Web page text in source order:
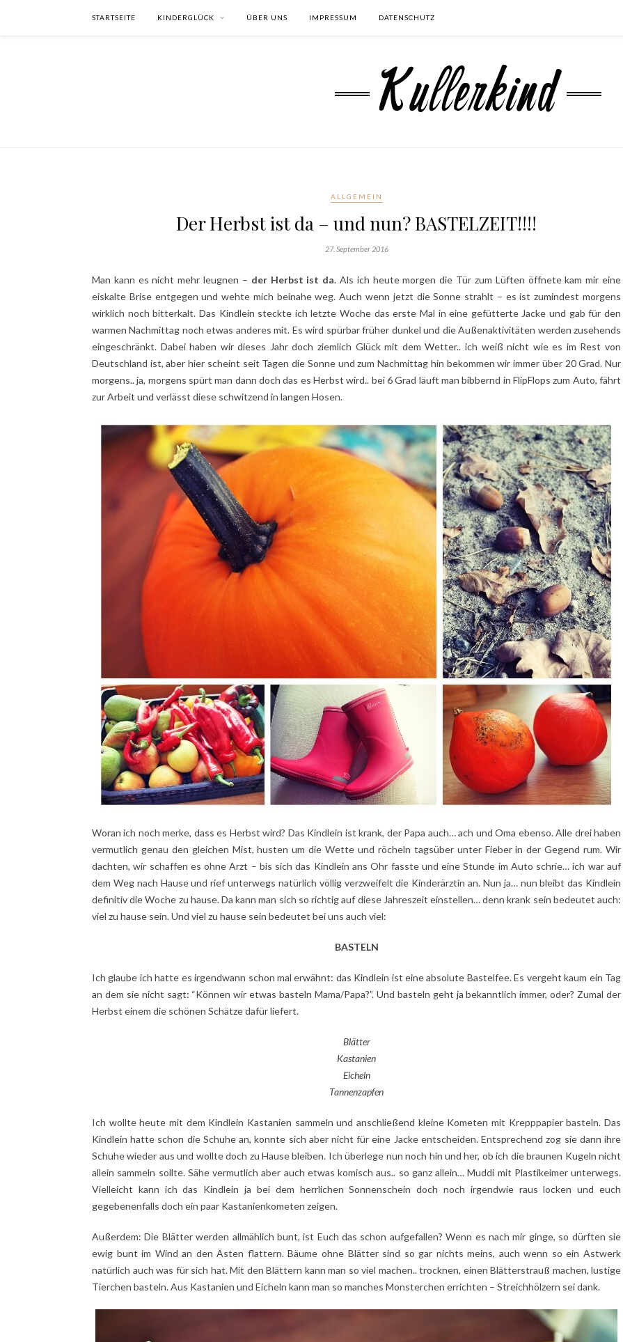
STARTSEITE KINDERGLÜCK ÜBER UNS IMPRESSUM DATENSCHUTZ
ALLGEMEIN
Der Herbst ist da – und nun? BASTELZEIT!!!!
27. September 2016
Man kann es nicht mehr leugnen – der Herbst ist da. Als ich heute morgen die Tür zum Lüften öffnete kam mir eine
eiskalte Brise entgegen und wehte mich beinahe weg. Auch wenn jetzt die Sonne strahlt – es ist zumindest morgens
wirklich noch bitterkalt. Das Kindlein steckte ich letzte Woche das erste Mal in eine gefütterte Jacke und gab für den
warmen Nachmittag noch etwas anderes mit. Es wird spürbar früher dunkel und die Außenaktivitäten werden zusehends
eingeschränkt. Dabei haben wir dieses Jahr doch ziemlich Glück mit dem Wetter.. ich weiß nicht wie es im Rest von
Deutschland ist, aber hier scheint seit Tagen die Sonne und zum Nachmittag hin bekommen wir immer über 20 Grad. Nur
morgens.. ja, morgens spürt man dann doch das es Herbst wird.. bei 6 Grad läuft man bibbernd in FlipFlops zum Auto, fährt
zur Arbeit und verlässt diese schwitzend in langen Hosen.
Woran ich noch merke, dass es Herbst wird? Das Kindlein ist krank, der Papa auch… ach und Oma ebenso. Alle drei haben
vermutlich genau den gleichen Mist, husten um die Wette und röcheln tagsüber unter Fieber in der Gegend rum. Wir
dachten, wir schaffen es ohne Arzt – bis sich das Kindlein ans Ohr fasste und eine Stunde im Auto schrie… ich war auf
dem Weg nach Hause und rief unterwegs natürlich völlig verzweifelt die Kinderärztin an. Nun ja… nun bleibt das Kindlein
definitiv die Woche zu hause. Da kann man sich so richtig auf diese Jahreszeit einstellen… denn krank sein bedeutet auch:
viel zu hause sein. Und viel zu hause sein bedeutet bei uns auch viel:
BASTELN
Ich glaube ich hatte es irgendwann schon mal erwähnt: das Kindlein ist eine absolute Bastelfee. Es vergeht kaum ein Tag
an dem sie nicht sagt: “Können wir etwas basteln Mama/Papa?”. Und basteln geht ja bekanntlich immer, oder? Zumal der
Herbst einem die schönen Schätze dafür liefert.
Blätter
Kastanien
Eicheln
Tannenzapfen
Ich wollte heute mit dem Kindlein Kastanien sammeln und anschließend kleine Kometen mit Krepppapier basteln. Das
Kindlein hatte schon die Schuhe an, konnte sich aber nicht für eine Jacke entscheiden. Entsprechend zog sie dann ihre
Schuhe wieder aus und wollte doch zu Hause bleiben. Ich überlege nun noch hin und her, ob ich die braunen Kugeln nicht
allein sammeln sollte. Sähe vermutlich aber auch etwas komisch aus.. so ganz allein… Muddi mit Plastikeimer unterwegs.
Vielleicht kann ich das Kindlein ja bei dem herrlichen Sonnenschein doch noch irgendwie raus locken und euch
gegebenenfalls doch ein paar Kastanienkometen zeigen.
Außerdem: Die Blätter werden allmählich bunt, ist Euch das schon aufgefallen? Wenn es nach mir ginge, so dürften sie
ewig bunt im Wind an den Ästen flattern. Bäume ohne Blätter sind so gar nichts meins, auch wenn so ein Astwerk
natürlich auch was für sich hat. Mit den Blättern kann man so viel machen.. trocknen, einen Blätterstrauß machen, lustige
Tierchen basteln. Aus Kastanien und Eicheln kann man so manches Monsterchen errichten – Streichhölzern sei dank.